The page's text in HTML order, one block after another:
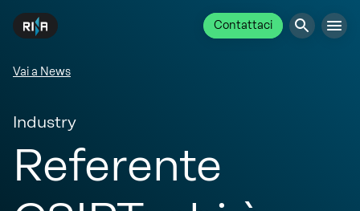
Contattaci
Vai a News
Industry
Referente